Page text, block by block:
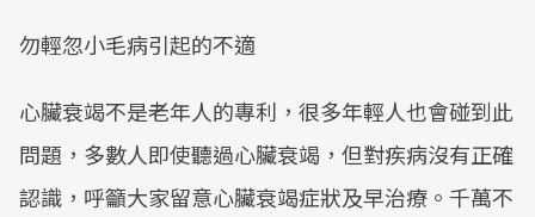
勿輕忽小毛病引起的不適
心臟衰竭不是老年人的專利，很多年輕人也會碰到此
問題，多數人即使聽過心臟衰竭，但對疾病沒有正確
認識，呼籲大家留意心臟衰竭症狀及早治療。千萬不